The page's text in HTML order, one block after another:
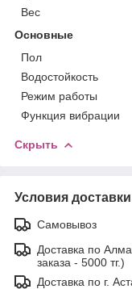
Вес
Основные
Пол
Водостойкость
Режим работы
Функция вибрации
Скрыть
Условия доставки
Самовывоз
Доставка по
заказа - 5000 тг.)
Доставка по г.